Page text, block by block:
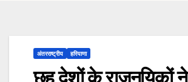
अंतरराष्ट्रीय हरियाणा